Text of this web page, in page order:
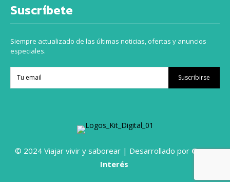
Suscríbete
Siempre actualizado de las últimas noticias, ofertas y anuncios
especiales.
Suscribirse
© 2024 Viajar vivir y saborear | Desarrollado por Grupo
Interés